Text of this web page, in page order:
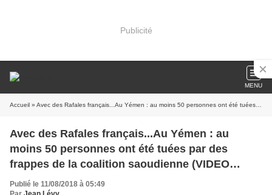
Publicité
MENU
Accueil » Avec des Rafales français...Au Yémen : au moins 50 personnes ont été tuées par des frappes de la coalition saoudienne (VIDEO CHOC)
Avec des Rafales français...Au Yémen : au
moins 50 personnes ont été tuées par des
frappes de la coalition saoudienne (VIDEO
CHOC)
Publié le 11/08/2018 à 05:49